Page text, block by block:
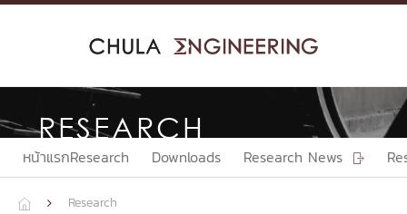
Skip
RESEARCH
หน้าแรกResearch Downloads Research News 
  Research